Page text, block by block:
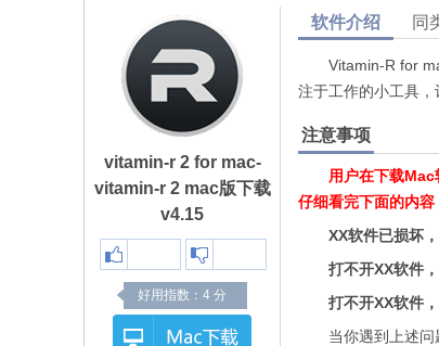
vitamin-r 2 for mac-
vitamin-r 2 mac版下载
v4.15
好用指数： 4 分
软件介绍 同
Vitamin-R for mac
注于工作的小工具，
注意事项
用户在下载
仔细看完下面的内容
XX软件已损坏
打不开XX软件
打不开XX软件
当你遇到上述问